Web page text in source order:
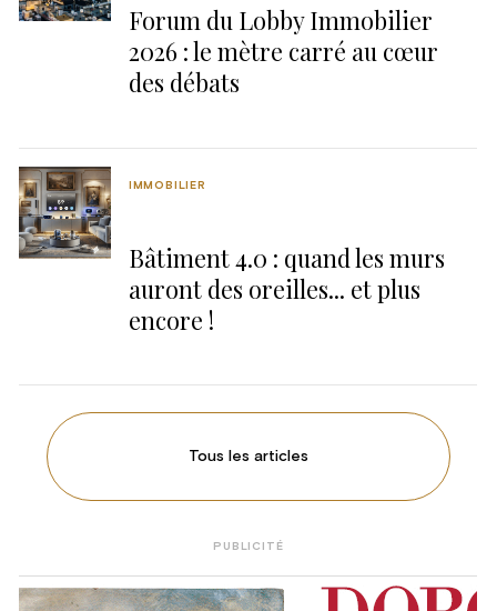
Forum du Lobby Immobilier
2026 : le mètre carré au cœur
des débats
Bâtiment 4.0 : quand les murs
auront des oreilles... et plus
encore !
IMMOBILIER
Tous les articles
PUBLICITÉ